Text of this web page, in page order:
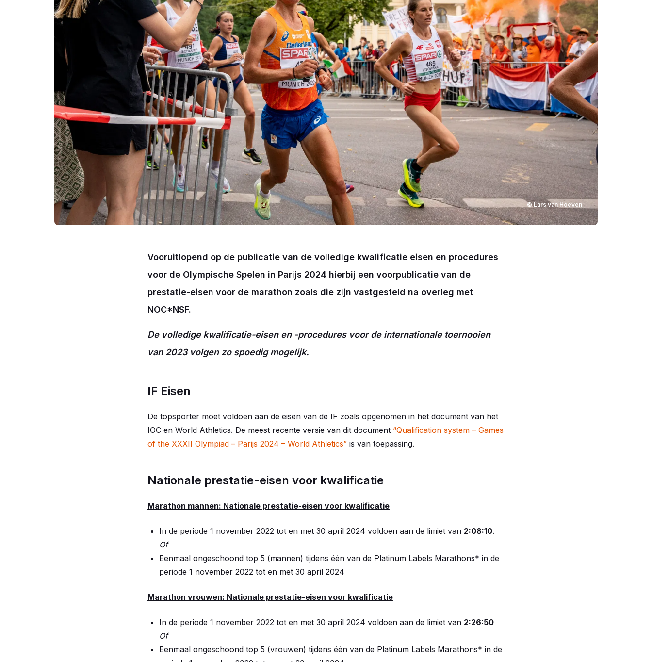
© Lars van Hoeven
Vooruitlopend op de publicatie van de volledige kwalificatie eisen en procedures
voor de Olympische Spelen in Parijs 2024 hierbij een voorpublicatie van de
prestatie-eisen voor de marathon zoals die zijn vastgesteld na overleg met
NOC*NSF.
De volledige kwalificatie-eisen en -procedures voor de internationale toernooien
van 2023 volgen zo spoedig mogelijk.
IF Eisen
De topsporter moet voldoen aan de eisen van de IF zoals opgenomen in het document van het
IOC en World Athletics. De meest recente versie van dit document “Qualification system – Games
of the XXXII Olympiad – Parijs 2024 – World Athletics” is van toepassing.
Nationale prestatie-eisen voor kwalificatie
Marathon mannen: Nationale prestatie-eisen voor kwalificatie
In de periode 1 november 2022 tot en met 30 april 2024 voldoen aan de limiet van 2:08:10.
Of
Eenmaal ongeschoond top 5 (mannen) tijdens één van de Platinum Labels Marathons* in de
periode 1 november 2022 tot en met 30 april 2024
Marathon vrouwen: Nationale prestatie-eisen voor kwalificatie
In de periode 1 november 2022 tot en met 30 april 2024 voldoen aan de limiet van 2:26:50
Of
Eenmaal ongeschoond top 5 (vrouwen) tijdens één van de Platinum Labels Marathons* in de